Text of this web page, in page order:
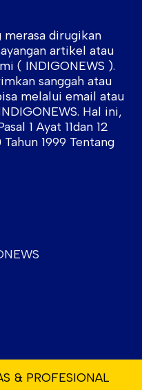
dirugikan
artikel atau
( INDIGONEWS ).
sanggah atau
melalui email atau
Hal ini,
1 Ayat 11dan 12
1999 Tentang
& PROFESIONAL